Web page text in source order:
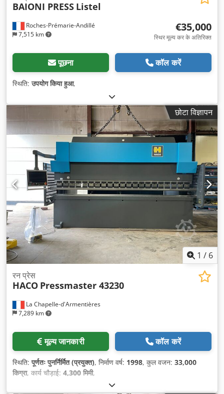
Roches-Prémarie-Andillé
7,515 km
BAIONI PRESS Listel
€35,000
स्थिर मूल्य कर के अतिरिक्त
पूछना कॉल करें
स्थिति:उपयोग किया हुआ,
छोटा विज्ञापन
1 / 6
La Chapelle-d'Armentières
7,289 km
रन प्रेस
HACO Pressmaster 43230
मूल्य जानकारी कॉल करें
स्थिति:पूर्णतः पुनर्निर्मित (प्रयुक्त), निर्माण वर्ष: 1998, कुल वजन: 33,000
किग्रा, कार्य चौड़ाई: 4,300 मिमी,